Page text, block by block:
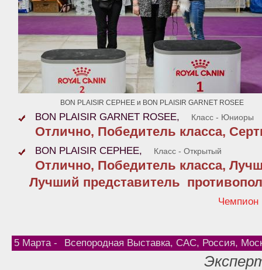
BON PLAISIR CEPHEE и BON PLAISIR GARNET ROSEE
BON PLAISIR GARNET ROSEE, Класс - Юниоры
Отлично, Победитель класса,
BON PLAISIR CEPHEE, Класс - Открытый
Отлично, Победитель класса,
Лучший представитель
5 Марта - Всепородная Выставка, САС, Россия,